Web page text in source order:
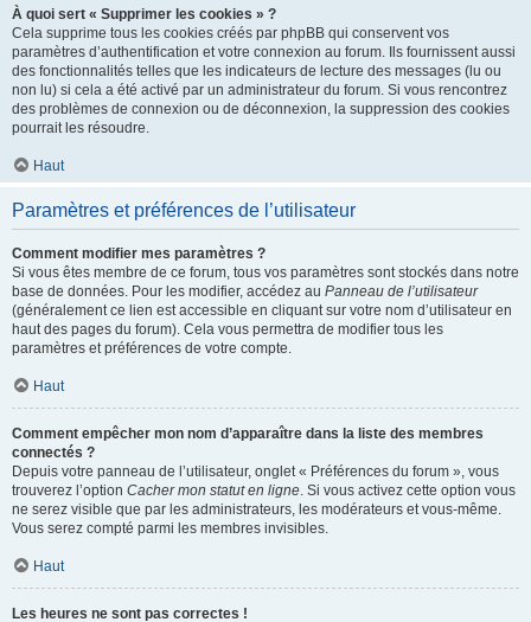
À quoi sert « Supprimer les cookies » ?
Cela supprime tous les cookies créés par phpBB qui conservent vos
paramètres d’authentification et votre connexion au forum. Ils fournissent aussi
des fonctionnalités telles que les indicateurs de lecture des messages (lu ou
non lu) si cela a été activé par un administrateur du forum. Si vous rencontrez
des problèmes de connexion ou de déconnexion, la suppression des cookies
pourrait les résoudre.
Haut
Paramètres et préférences de l’utilisateur
Comment modifier mes paramètres ?
Si vous êtes membre de ce forum, tous vos paramètres sont stockés dans notre
base de données. Pour les modifier, accédez au Panneau de l’utilisateur
(généralement ce lien est accessible en cliquant sur votre nom d’utilisateur en
haut des pages du forum). Cela vous permettra de modifier tous les
paramètres et préférences de votre compte.
Haut
Comment empêcher mon nom d’apparaître dans la liste des membres
connectés ?
Depuis votre panneau de l’utilisateur, onglet « Préférences du forum », vous
trouverez l’option Cacher mon statut en ligne. Si vous activez cette option vous
ne serez visible que par les administrateurs, les modérateurs et vous-même.
Vous serez compté parmi les membres invisibles.
Haut
Les heures ne sont pas correctes !